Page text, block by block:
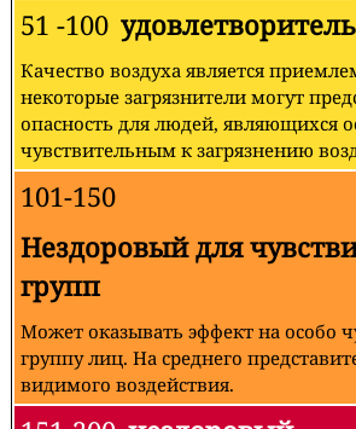
51 -100
Качество воздуха является
некоторые загрязнители могут
опасность для людей, являющихся
чувствительным к загрязнению
101-150
Нездоровый для
групп
Может оказывать эффект на особо
группу лиц. На среднего
видимого воздействия.